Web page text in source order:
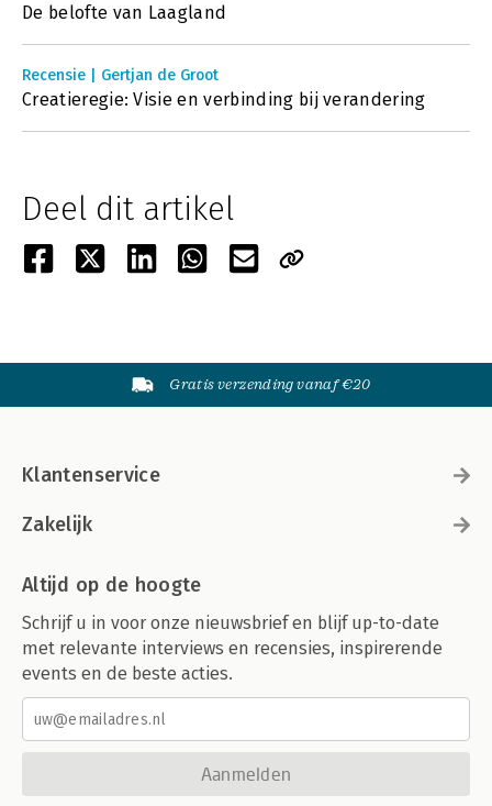
De belofte van Laagland
Recensie | Gertjan de Groot
Creatieregie: Visie en verbinding bij verandering
Deel dit artikel
Gratis verzending vanaf €20
Klantenservice
Zakelijk
Altijd op de hoogte
Schrijf u in voor onze nieuwsbrief en blijf up-to-date
met relevante interviews en recensies, inspirerende
events en de beste acties.
Aanmelden